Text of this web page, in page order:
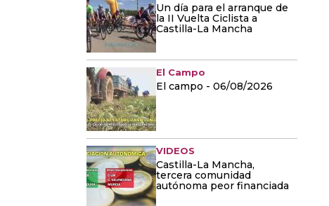
Un día para el arranque de
la II Vuelta Ciclista a
Castilla-La Mancha
El Campo
El campo - 06/08/2026
VIDEOS
Castilla-La Mancha,
tercera comunidad
autónoma peor financiada